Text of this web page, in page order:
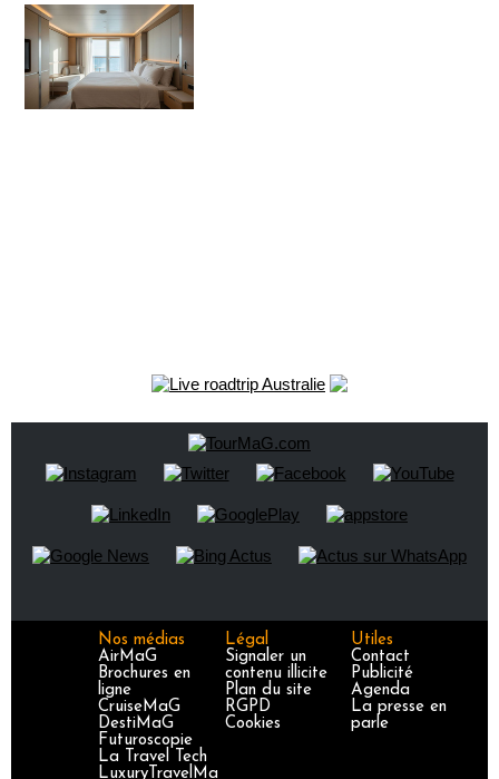
Nos médias
AirMaG
Brochures en
ligne
CruiseMaG
DestiMaG
Futuroscopie
La Travel Tech
LuxuryTravelMa
Légal
Signaler un
contenu illicite
Plan du site
RGPD
Cookies
Utiles
Contact
Publicité
Agenda
La presse en
parle